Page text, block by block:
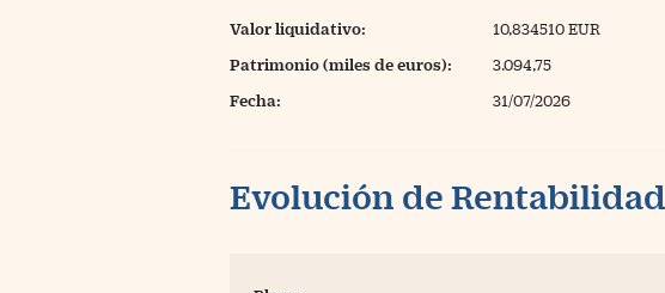
Valor liquidativo: 10,834510 EUR
Patrimonio (miles de euros): 3.094,75
Fecha: 31/07/2026
Evolución de Rentabilidad